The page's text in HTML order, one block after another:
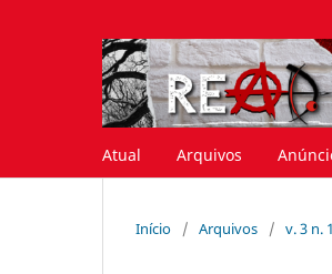
Atual Arquivos
Início / Arquivos / v. 3 n.